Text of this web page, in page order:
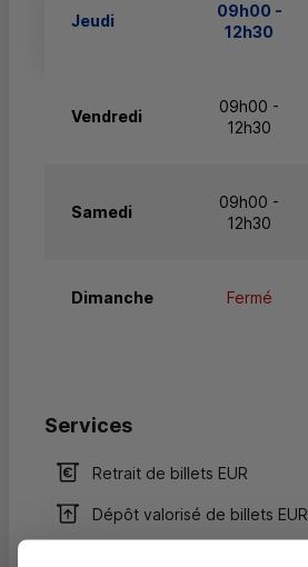
Jeudi
09h00 -
12h30
Vendredi
09h00 -
12h30
Samedi
09h00 -
12h30
Dimanche Fermé
Services
Retrait de billets EUR
Dépôt valorisé de billets EUR